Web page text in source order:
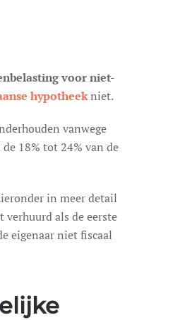
voor niet-
hypotheekniet.
vanwege
18% tot 24% van de
in meer detail
verhuurd als de eerste
eigenaar niet fiscaal